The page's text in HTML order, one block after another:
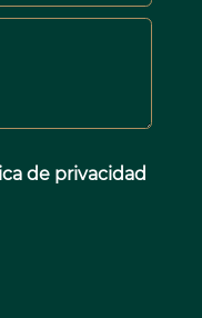
de privacidad